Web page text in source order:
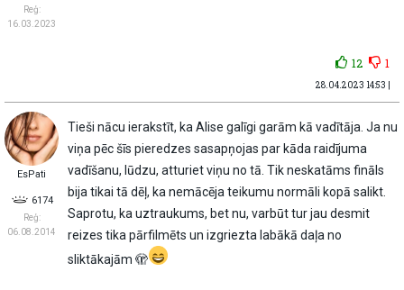
Reģ:
16.03.2023
12 1
28.04.2023 14:53 |
EsPati
6174
Reģ:
06.08.2014
Tieši nācu ierakstīt, ka Alise galīgi garām kā vadītāja. Ja nu
viņa pēc šīs pieredzes sasapņojas par kāda raidījuma
vadīšanu, lūdzu, atturiet viņu no tā. Tik neskatāms fināls
bija tikai tā dēļ, ka nemācēja teikumu normāli kopā salikt.
Saprotu, ka uztraukums, bet nu, varbūt tur jau desmit
reizes tika pārfilmēts un izgriezta labākā daļa no
sliktākajām 🫣